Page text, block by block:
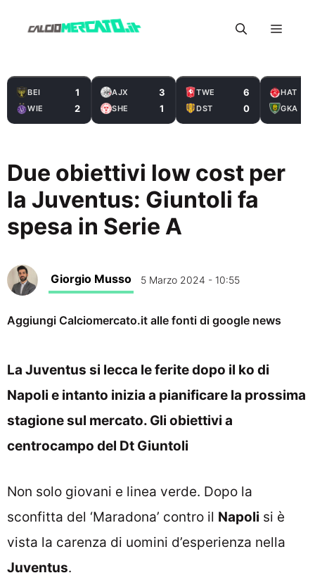
Menu
BEI 1
WIE 2
AJX 3
SHE 1
TWE 6
DST 0
HAT
GKA
Due obiettivi low cost per
la Juventus: Giuntoli fa
spesa in Serie A
Giorgio Musso 5 Marzo 2024 - 10:55
Aggiungi Calciomercato.it alle fonti di google news
La Juventus si lecca le ferite dopo il ko di
Napoli e intanto inizia a pianificare la prossima
stagione sul mercato. Gli obiettivi a
centrocampo del Dt Giuntoli
Non solo giovani e linea verde. Dopo la
sconfitta del ‘Maradona’ contro il Napoli si è
vista la carenza di uomini d’esperienza nella
Juventus.